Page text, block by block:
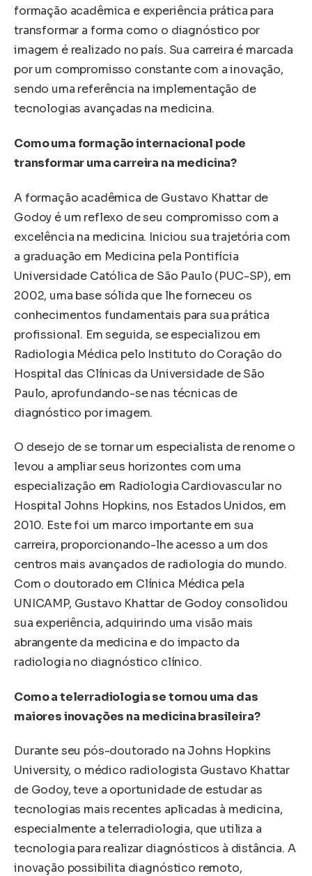
formação acadêmica e experiência prática para
transformar a forma como o diagnóstico por
imagem é realizado no país. Sua carreira é marcada
por um compromisso constante com a inovação,
sendo uma referência na implementação de
tecnologias avançadas na medicina.
Como uma formação internacional pode
transformar uma carreira na medicina?
A formação acadêmica de Gustavo Khattar de
Godoy é um reflexo de seu compromisso com a
excelência na medicina. Iniciou sua trajetória com
a graduação em Medicina pela Pontifícia
Universidade Católica de São Paulo (PUC-SP), em
2002, uma base sólida que lhe forneceu os
conhecimentos fundamentais para sua prática
profissional. Em seguida, se especializou em
Radiologia Médica pelo Instituto do Coração do
Hospital das Clínicas da Universidade de São
Paulo, aprofundando-se nas técnicas de
diagnóstico por imagem.
O desejo de se tornar um especialista de renome o
levou a ampliar seus horizontes com uma
especialização em Radiologia Cardiovascular no
Hospital Johns Hopkins, nos Estados Unidos, em
2010. Este foi um marco importante em sua
carreira, proporcionando-lhe acesso a um dos
centros mais avançados de radiologia do mundo.
Com o doutorado em Clínica Médica pela
UNICAMP, Gustavo Khattar de Godoy consolidou
sua experiência, adquirindo uma visão mais
abrangente da medicina e do impacto da
radiologia no diagnóstico clínico.
Como a telerradiologia se tornou uma das
maiores inovações na medicina brasileira?
Durante seu pós-doutorado na Johns Hopkins
University, o médico radiologista Gustavo Khattar
de Godoy, teve a oportunidade de estudar as
tecnologias mais recentes aplicadas à medicina,
especialmente a telerradiologia, que utiliza a
tecnologia para realizar diagnósticos à distância. A
inovação possibilita diagnóstico remoto,